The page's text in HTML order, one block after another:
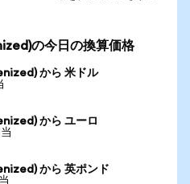
の今日の換算価格
から 米ドル
から ユーロ
から 英ポンド